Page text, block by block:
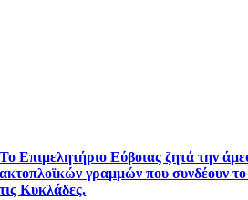
Το Επιμελητήριο Εύβοιας ζητά την
ακτοπλοϊκών γραμμών που συνδέουν
τις Κυκλάδες.